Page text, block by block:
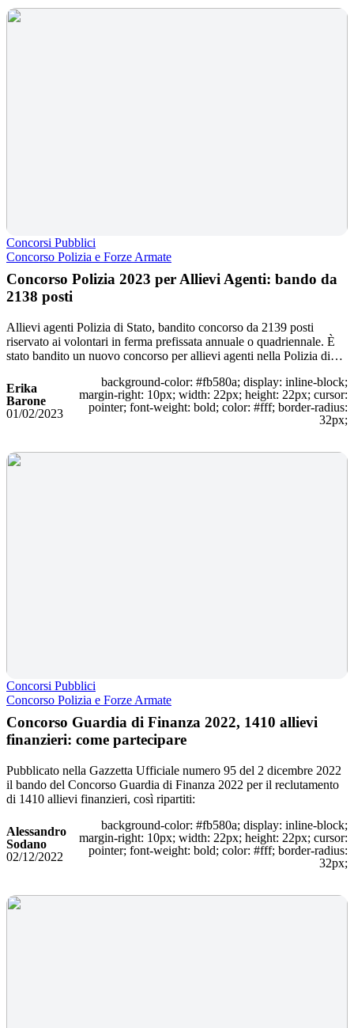
Concorsi Pubblici
Concorso Polizia e Forze Armate
Concorso Polizia 2023 per Allievi Agenti: bando da
2138 posti
Allievi agenti Polizia di Stato, bandito concorso da 2139 posti
riservato ai volontari in ferma prefissata annuale o quadriennale. È
stato bandito un nuovo concorso per allievi agenti nella Polizia di…
Erika
Barone
01/02/2023
background-color: #fb580a; display: inline-block;
margin-right: 10px; width: 22px; height: 22px; cursor:
pointer; font-weight: bold; color: #fff; border-radius:
32px;
Concorsi Pubblici
Concorso Polizia e Forze Armate
Concorso Guardia di Finanza 2022, 1410 allievi
finanzieri: come partecipare
Pubblicato nella Gazzetta Ufficiale numero 95 del 2 dicembre 2022
il bando del Concorso Guardia di Finanza 2022 per il reclutamento
di 1410 allievi finanzieri, così ripartiti:
Alessandro
Sodano
02/12/2022
background-color: #fb580a; display: inline-block;
margin-right: 10px; width: 22px; height: 22px; cursor:
pointer; font-weight: bold; color: #fff; border-radius:
32px;